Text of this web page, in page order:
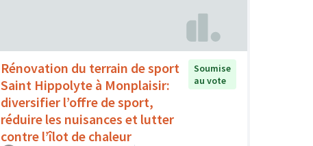
Rénovation du terrain de sport
Saint Hippolyte à Monplaisir:
diversifier l’offre de sport,
réduire les nuisances et lutter
contre l’îlot de chaleur
Soumise
au vote